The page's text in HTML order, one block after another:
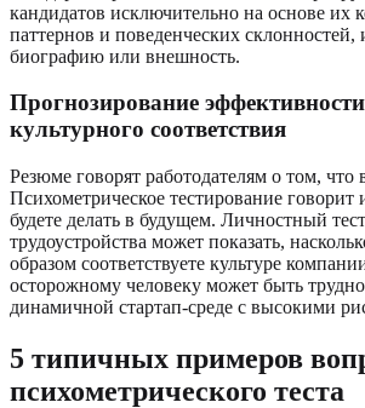
кандидатов исключительно на основе их
паттернов и поведенческих склонностей,
биографию или внешность.
Прогнозирование
культурного соответствия
Резюме говорят работодателям о том, что
Психометрическое тестирование
будете делать в будущем. Личностный
трудоустройства может показать,
образом соответствуете культуре
осторожному человеку может быть трудно
динамичной стартап-среде с высокими
5 типичных примеров
психометрического теста